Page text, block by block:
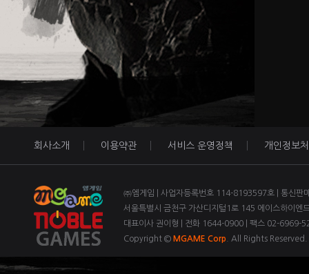
회사소개 이용약관 서비스 운영정책 개인정보
㈜엠게임 | 사업자등록번호 114-8193597호 | 통신판
서울특별시 금천구 가산디지털1로 145 에이스하이엔
대표이사 권이형 | 전화 1644-0900 | 팩스 02-6969-
Copyright © MGAME Corp . All Rights Reserved.